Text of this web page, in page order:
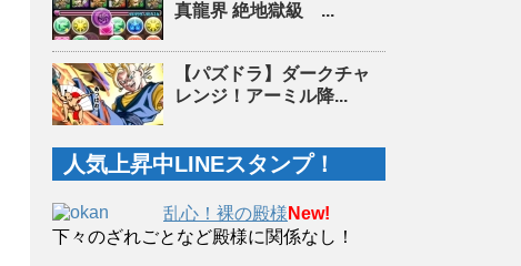
真龍界 絶地獄級 ...
【パズドラ】ダークチャ
レンジ！アーミル降...
人気上昇中LINEスタンプ！
乱心！裸の殿様 New!
下々のざれごとなど殿様に関係なし！